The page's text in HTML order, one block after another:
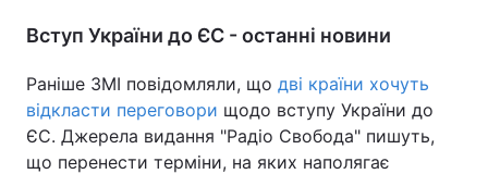
Вступ України до ЄС - останні новини
Раніше ЗМІ повідомляли, що дві країни хочуть
відкласти переговори щодо вступу України до
ЄС. Джерела видання "Радіо Свобода" пишуть,
що перенести терміни, на яких наполягає